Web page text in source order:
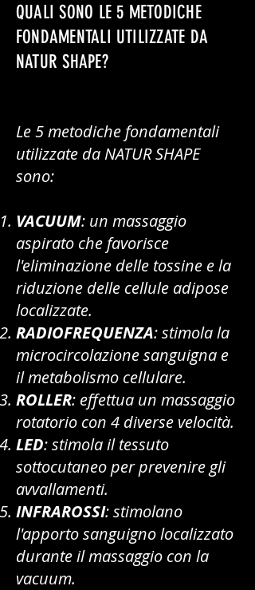
QUALI SONO LE 5 METODICHE
FONDAMENTALI UTILIZZATE DA
NATUR SHAPE?
Le 5 metodiche fondamentali
utilizzate da NATUR SHAPE
sono:
VACUUM: un massaggio
aspirato che favorisce
l'eliminazione delle tossine e la
riduzione delle cellule adipose
localizzate.
RADIOFREQUENZA: stimola la
microcircolazione sanguigna e
il metabolismo cellulare.
ROLLER: effettua un massaggio
rotatorio con 4 diverse velocità.
LED: stimola il tessuto
sottocutaneo per prevenire gli
avvallamenti.
INFRAROSSI: stimolano
l'apporto sanguigno localizzato
durante il massaggio con la
vacuum.